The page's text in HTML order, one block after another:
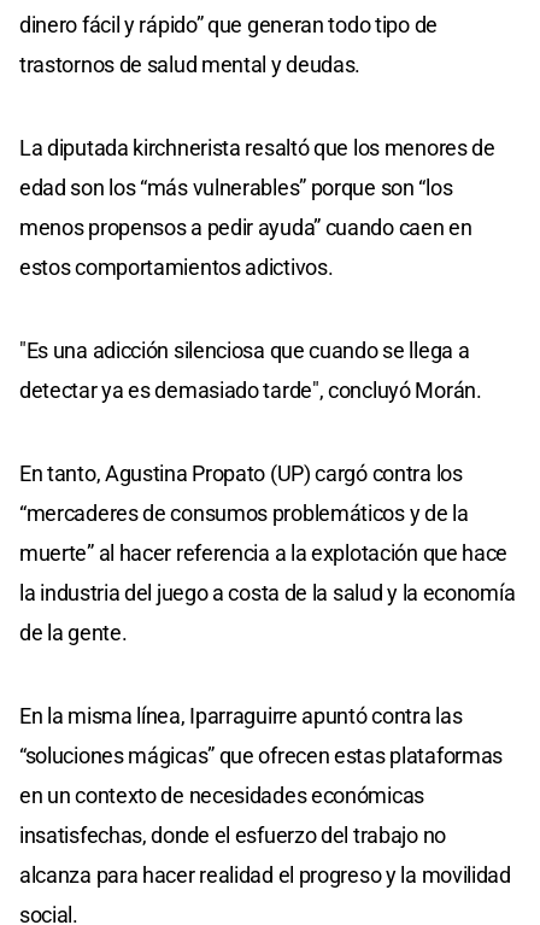
dinero fácil y rápido” que generan todo tipo de
trastornos de salud mental y deudas.
La diputada kirchnerista resaltó que los menores de
edad son los “más vulnerables” porque son “los
menos propensos a pedir ayuda” cuando caen en
estos comportamientos adictivos.
"Es una adicción silenciosa que cuando se llega a
detectar ya es demasiado tarde", concluyó Morán.
En tanto, Agustina Propato (UP) cargó contra los
“mercaderes de consumos problemáticos y de la
muerte” al hacer referencia a la explotación que hace
la industria del juego a costa de la salud y la economía
de la gente.
En la misma línea, Iparraguirre apuntó contra las
“soluciones mágicas” que ofrecen estas plataformas
en un contexto de necesidades económicas
insatisfechas, donde el esfuerzo del trabajo no
alcanza para hacer realidad el progreso y la movilidad
social.